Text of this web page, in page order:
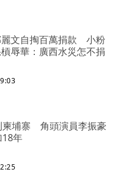
麗文自掏百萬捐款 小粉
辱華：廣西水災怎不捐
柬埔寨 角頭演員李振豪
18年